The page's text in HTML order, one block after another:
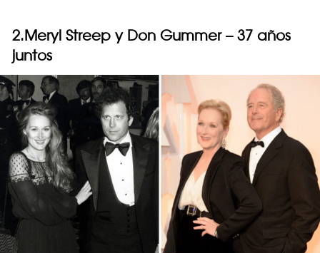
2.Meryl Streep y Don Gummer – 37 años
juntos